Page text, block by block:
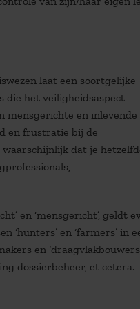
laat een soortgelijke
die het veiligheidsaspect
mensgerichte en inlevende
en frustratie bij de
dat je
en ‘mensgericht’, geldt
en ‘farmers’ in
en
dossierbeheer, et cetera.